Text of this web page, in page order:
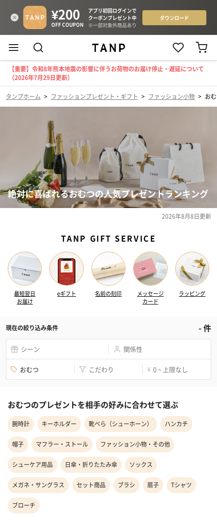
【重要】令和8年熊本地震の影響に伴うお荷物のお届け停止・遅延について
（2026年7月29日更新）
タンプホーム > ファッションプレゼント・ギフト > ファッション小物 > お
絶対に喜ばれるおむつの人気プレゼントランキング
2026年8月8日更新
TANP GIFT SERVICE
最短翌日
お届け
eギフト 名前の刻印
メッセージ
カード
ラッピング
現在の絞り込み条件 -件
シーン 関係性
おむつ こだわり ¥ 0 ~ 上限なし
おむつのプレゼントを相手の好みに合わせて選ぶ
腕時計 キーホルダー 靴べら（シューホーン） ハンカチ
帽子 マフラー・ストール ファッション小物・その他
シューケア用品 日傘・折りたたみ傘 ソックス
メガネ・サングラス セット商品 ブラシ 扇子 Tシャツ
ブローチ